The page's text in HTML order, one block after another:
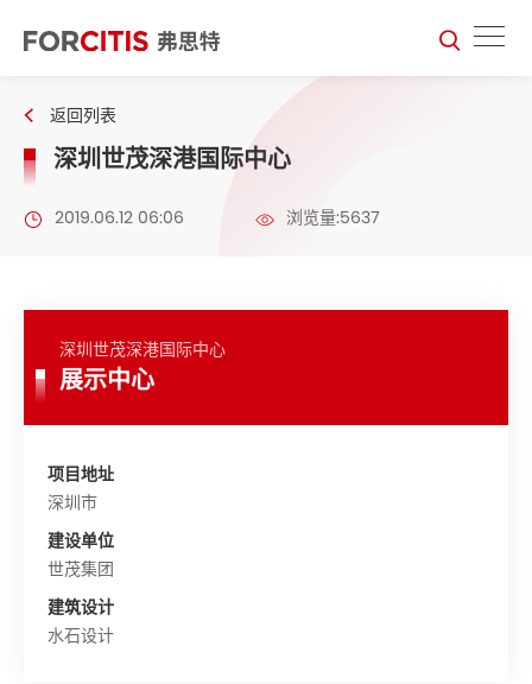
返回列表
深圳世茂深港国际中心
2019.06.12 06:06 浏览量:5637
深圳世茂深港国际中心
展示中心
项目地址
深圳市
建设单位
世茂集团
建筑设计
水石设计